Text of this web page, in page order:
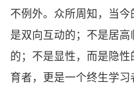
不例外。众所周知，当
是双向互动的；不是居
的；不是显性，而是隐
育者，更是一个终生学